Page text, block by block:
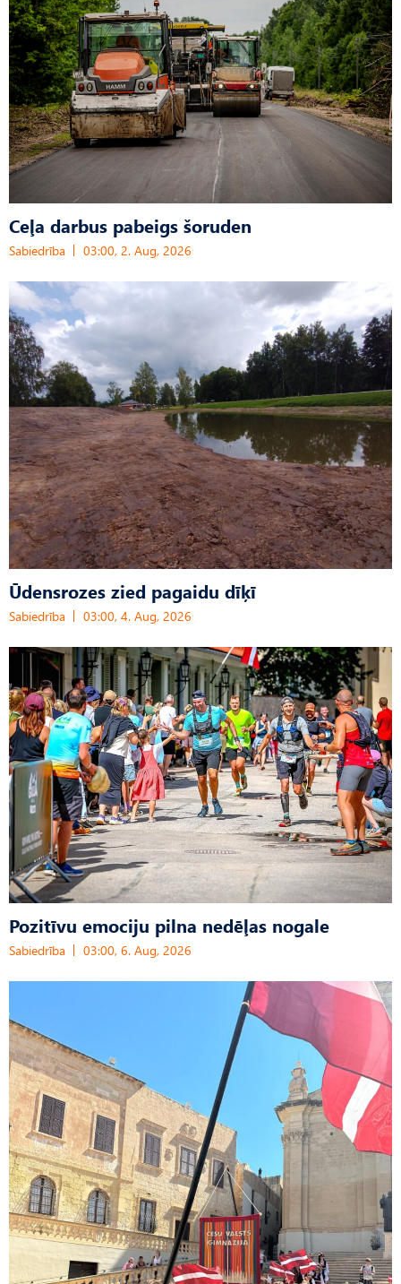
Ceļa darbus pabeigs šoruden
Sabiedrība 03:00, 2. Aug, 2026
Ūdensrozes zied pagaidu dīķī
Sabiedrība 03:00, 4. Aug, 2026
Pozitīvu emociju pilna nedēļas nogale
Sabiedrība 03:00, 6. Aug, 2026